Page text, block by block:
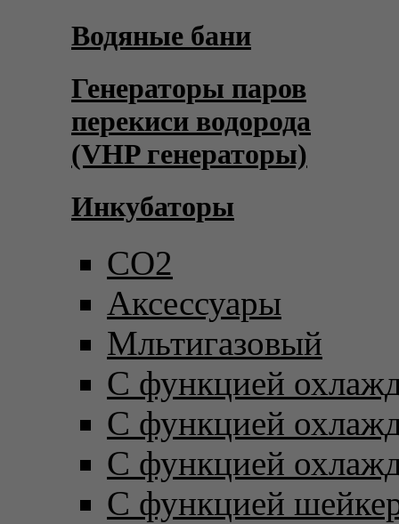
Водяные бани
Генераторы паров
перекиси водорода
(VHP генераторы)
Инкубаторы
CO2
Аксессуары
Мльтигазовый
С функцией
С функцией
С функцией
С функцией